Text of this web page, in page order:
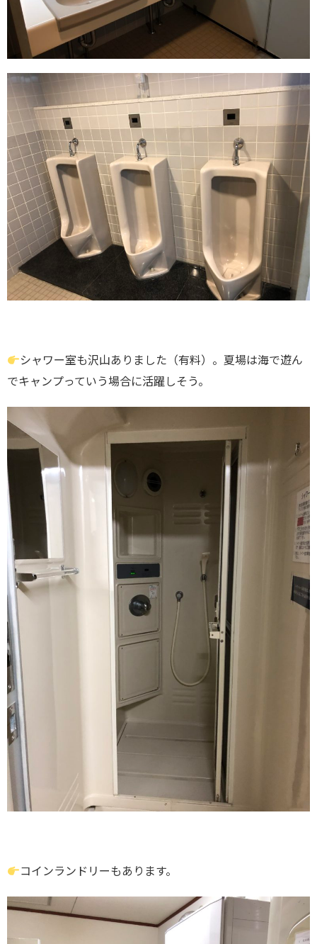
シャワー室も沢山ありました（有料）。夏場は海で遊ん
でキャンプっていう場合に活躍しそう。
コインランドリーもあります。